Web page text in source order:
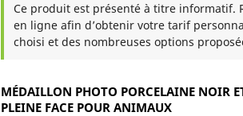
Ce produit est présenté à titre informatif.
en ligne afin d’obtenir votre tarif
choisi et des nombreuses options
MÉDAILLON PHOTO PORCELAINE NOIR
PLEINE FACE POUR ANIMAUX